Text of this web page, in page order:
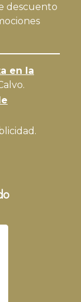
descuento
en la